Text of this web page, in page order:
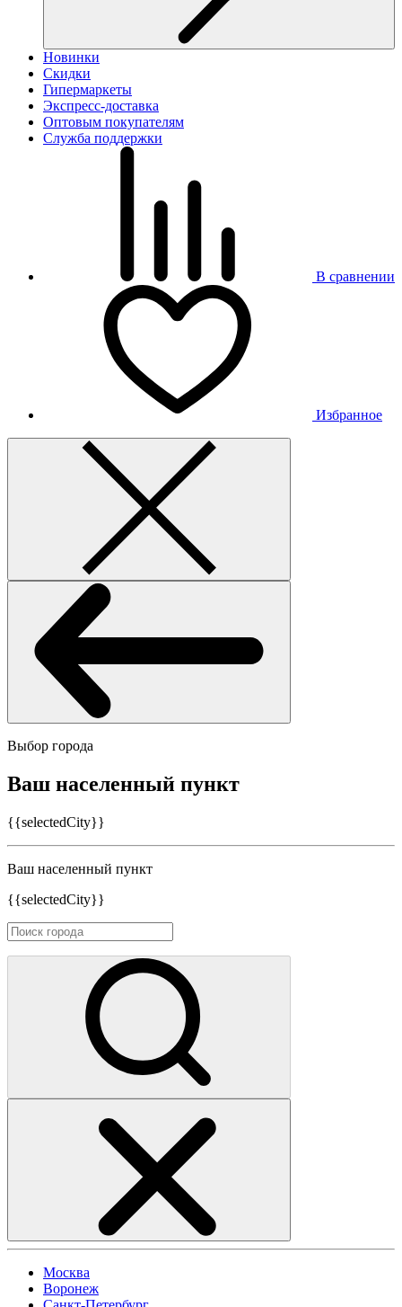
Новинки
Скидки
Гипермаркеты
Экспресс-доставка
Оптовым покупателям
Служба поддержки
В сравнении
Избранное
Выбор города
Ваш населенный пункт
{{selectedCity}}
Ваш населенный пункт
{{selectedCity}}
Москва
Воронеж